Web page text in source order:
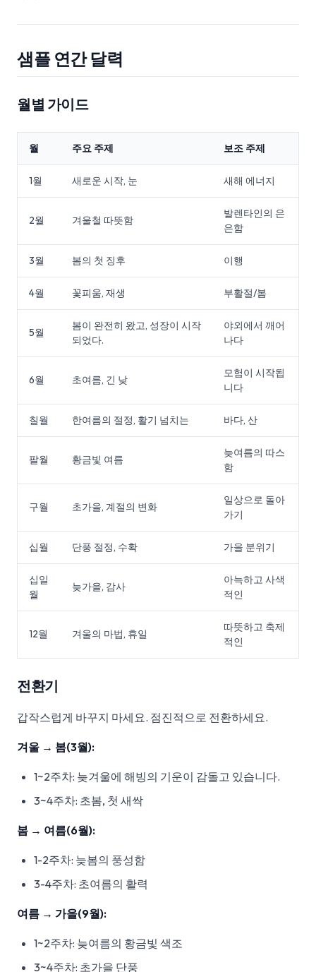
샘플 연간 달력
월별 가이드
월 주요 주제 보조 주제
1월 새로운 시작, 눈 새해 에너지
2월 겨울철 따뜻함
발렌타인의 은
은함
3월 봄의 첫 징후 이행
4월 꽃피움, 재생 부활절/봄
5월
봄이 완전히 왔고, 성장이 시작
되었다.
야외에서 깨어
나다
6월 초여름, 긴 낮
모험이 시작됩
니다
칠월 한여름의 절정, 활기 넘치는 바다, 산
팔월 황금빛 여름
늦여름의 따스
함
구월 초가을, 계절의 변화
일상으로 돌아
가기
십월 단풍 절정, 수확 가을 분위기
십일
월
늦가을, 감사
아늑하고 사색
적인
12월 겨울의 마법, 휴일
따뜻하고 축제
적인
전환기
갑작스럽게 바꾸지 마세요. 점진적으로 전환하세요.
겨울 → 봄(3월):
1~2주차: 늦겨울에 해빙의 기운이 감돌고 있습니다.
3~4주차: 초봄, 첫 새싹
봄 → 여름(6월):
1-2주차: 늦봄의 풍성함
3-4주차: 초여름의 활력
여름 → 가을(9월):
1~2주차: 늦여름의 황금빛 색조
3~4주차: 초가을 단풍